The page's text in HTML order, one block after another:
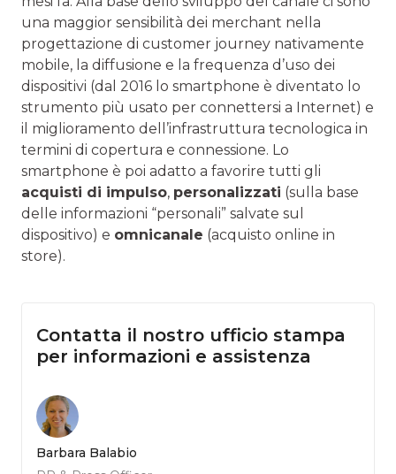
una maggior sensibilità dei merchant nella
progettazione di customer journey nativamente
mobile, la diffusione e la frequenza d’uso dei
dispositivi (dal 2016 lo smartphone è diventato lo
strumento più usato per connettersi a Internet) e
il miglioramento dell’infrastruttura tecnologica in
termini di copertura e connessione. Lo
smartphone è poi adatto a favorire tutti gli
acquisti di impulso, personalizzati (sulla base
delle informazioni “personali” salvate sul
dispositivo) e omnicanale (acquisto online in
store).
Contatta il nostro ufficio stampa
per informazioni e assistenza
Barbara Balabio